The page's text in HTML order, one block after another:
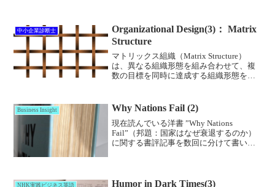
中小企業診断士
Organizational Design(3)： Matrix
Structure
マトリックス組織（Matrix Structure）
は、異なる組織形態を組み合わせて、複
数の目標を同時に達成する組織形態を意
織を組合わせ、一人の従業員が製品の管
理者、地...
Business Insight Why Nations Fail (2)
現在読んでいる洋書 ”Why Nations
Fail”（邦題：国家はなぜ衰退するのか）
に関する書評記事を数回に分けて書いて
NHK実践ビジネス英語 Humor in Dark Times(3)